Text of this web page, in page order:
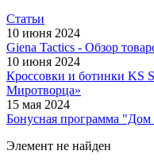
Статьи
10 июня 2024
Giena Tactics - Обзор
10 июня 2024
Кроссовки и ботинки KS
Миротворца»
15 мая 2024
Бонусная программа
Элемент не найден